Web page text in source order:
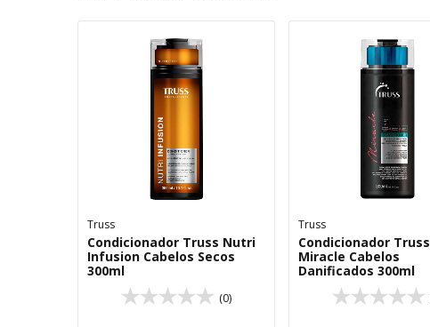
Truss
Condicionador Truss Nutri
Infusion Cabelos Secos
300ml
(0)
Truss
Condicionador Truss
Miracle Cabelos
Danificados 300ml